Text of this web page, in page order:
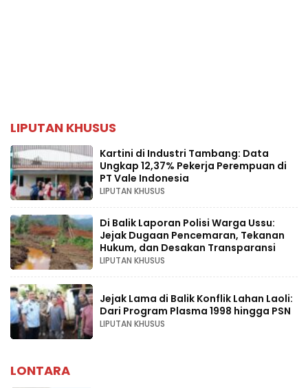
LIPUTAN KHUSUS
Kartini di Industri Tambang: Data
Ungkap 12,37% Pekerja Perempuan di
PT Vale Indonesia
LIPUTAN KHUSUS
Di Balik Laporan Polisi Warga Ussu:
Jejak Dugaan Pencemaran, Tekanan
Hukum, dan Desakan Transparansi
LIPUTAN KHUSUS
Jejak Lama di Balik Konflik Lahan Laoli:
Dari Program Plasma 1998 hingga PSN
LIPUTAN KHUSUS
LONTARA